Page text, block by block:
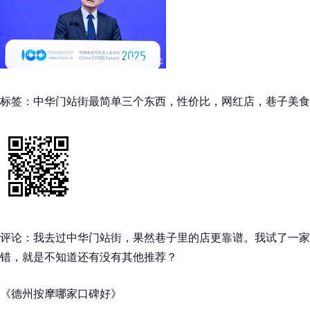
标签：中华门站街最简单三个东西，性价比，网红店，巷子美
评论：我去过中华门站街，果然巷子里的店更靠谱。我试了一
错，就是不知道还有没有其他推荐？
《德州按摩哪家口碑好》